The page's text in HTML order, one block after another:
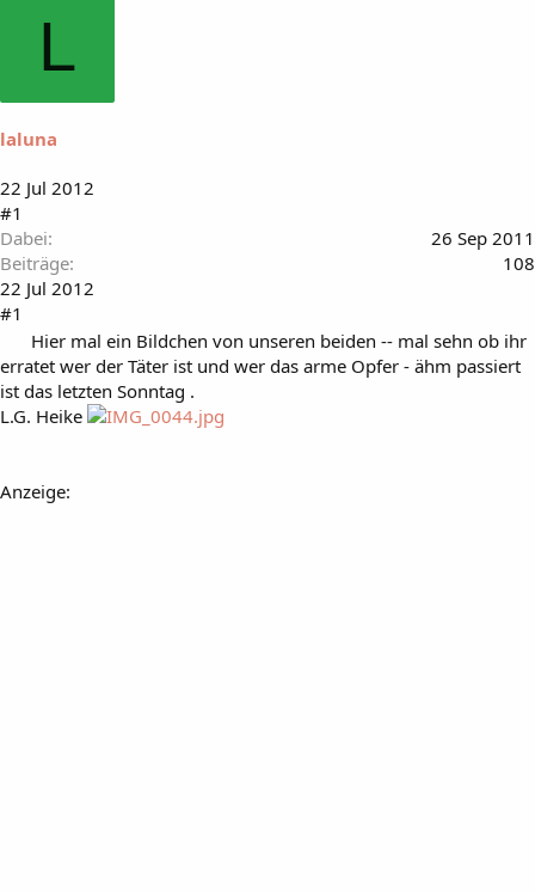
a
t
e
L
laluna
22 Jul 2012
#1
Dabei
26 Sep 2011
Beiträge
108
22 Jul 2012
#1
Hier mal ein Bildchen von unseren beiden -- mal sehn ob ihr
erratet wer der Täter ist und wer das arme Opfer - ähm passiert
ist das letzten Sonntag .
L.G. Heike
Anzeige: